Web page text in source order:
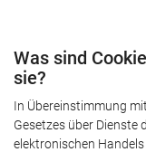
Was sind
sie?
In Übereinstimmung
Gesetzes über
elektronischen